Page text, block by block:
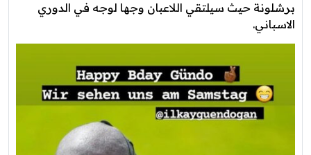
برشلونة حيث سيلتقي اللاعبان وجها لوجه في الدوري
الاسباني.